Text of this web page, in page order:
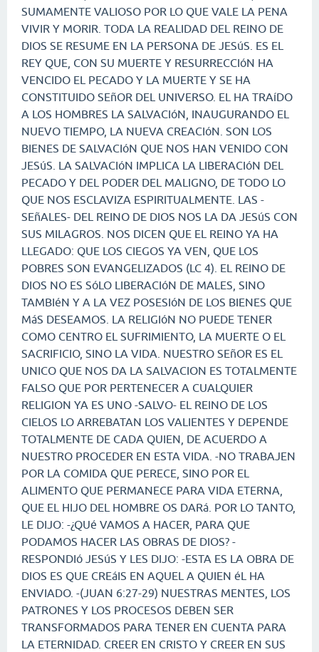
SUMAMENTE VALIOSO POR LO QUE VALE LA PENA
VIVIR Y MORIR. TODA LA REALIDAD DEL REINO DE
DIOS SE RESUME EN LA PERSONA DE JESúS. ES EL
REY QUE, CON SU MUERTE Y RESURRECCIóN HA
VENCIDO EL PECADO Y LA MUERTE Y SE HA
CONSTITUIDO SEñOR DEL UNIVERSO. EL HA TRAíDO
A LOS HOMBRES LA SALVACIóN, INAUGURANDO EL
NUEVO TIEMPO, LA NUEVA CREACIóN. SON LOS
BIENES DE SALVACIóN QUE NOS HAN VENIDO CON
JESúS. LA SALVACIóN IMPLICA LA LIBERACIóN DEL
PECADO Y DEL PODER DEL MALIGNO, DE TODO LO
QUE NOS ESCLAVIZA ESPIRITUALMENTE. LAS -
SEñALES- DEL REINO DE DIOS NOS LA DA JESúS CON
SUS MILAGROS. NOS DICEN QUE EL REINO YA HA
LLEGADO: QUE LOS CIEGOS YA VEN, QUE LOS
POBRES SON EVANGELIZADOS (LC 4). EL REINO DE
DIOS NO ES SóLO LIBERACIóN DE MALES, SINO
TAMBIéN Y A LA VEZ POSESIóN DE LOS BIENES QUE
MáS DESEAMOS. LA RELIGIóN NO PUEDE TENER
COMO CENTRO EL SUFRIMIENTO, LA MUERTE O EL
SACRIFICIO, SINO LA VIDA. NUESTRO SEñOR ES EL
UNICO QUE NOS DA LA SALVACION ES TOTALMENTE
FALSO QUE POR PERTENECER A CUALQUIER
RELIGION YA ES UNO -SALVO- EL REINO DE LOS
CIELOS LO ARREBATAN LOS VALIENTES Y DEPENDE
TOTALMENTE DE CADA QUIEN, DE ACUERDO A
NUESTRO PROCEDER EN ESTA VIDA. -NO TRABAJEN
POR LA COMIDA QUE PERECE, SINO POR EL
ALIMENTO QUE PERMANECE PARA VIDA ETERNA,
QUE EL HIJO DEL HOMBRE OS DARá. POR LO TANTO,
LE DIJO: -¿QUé VAMOS A HACER, PARA QUE
PODAMOS HACER LAS OBRAS DE DIOS? -
RESPONDIó JESúS Y LES DIJO: -ESTA ES LA OBRA DE
DIOS ES QUE CREáIS EN AQUEL A QUIEN éL HA
ENVIADO. -(JUAN 6:27-29) NUESTRAS MENTES, LOS
PATRONES Y LOS PROCESOS DEBEN SER
TRANSFORMADOS PARA TENER EN CUENTA PARA
LA ETERNIDAD. CREER EN CRISTO Y CREER EN SUS